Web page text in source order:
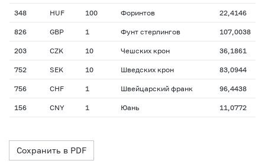
348 HUF 100 Форинтов 22,4146
826 GBP 1 Фунт стерлингов 107,0038
203 CZK 10 Чешских крон 36,1861
752 SEK 10 Шведских крон 83,0944
756 CHF 1 Швейцарский франк 96,4438
156 CNY 1 Юань 11,0772
Сохранить в PDF